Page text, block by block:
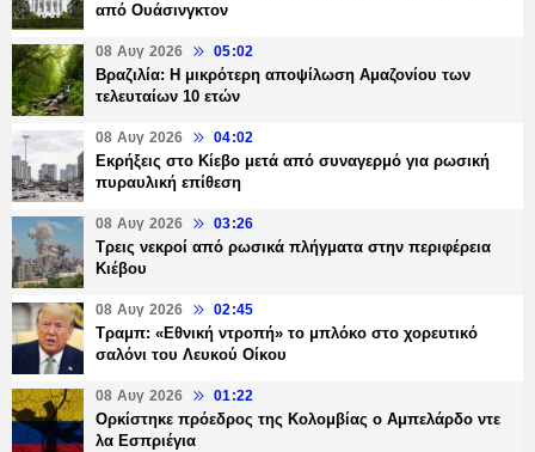
από Ουάσινγκτον
08 Αυγ 2026 05:02
Βραζιλία: Η μικρότερη αποψίλωση Αμαζονίου των
τελευταίων 10 ετών
08 Αυγ 2026 04:02
Εκρήξεις στο Κίεβο μετά από συναγερμό για ρωσική
πυραυλική επίθεση
08 Αυγ 2026 03:26
Τρεις νεκροί από ρωσικά πλήγματα στην περιφέρεια
Κιέβου
08 Αυγ 2026 02:45
Τραμπ: «Εθνική ντροπή» το μπλόκο στο χορευτικό
σαλόνι του Λευκού Οίκου
08 Αυγ 2026 01:22
Ορκίστηκε πρόεδρος της Κολομβίας ο Αμπελάρδο ντε
λα Εσπριέγια